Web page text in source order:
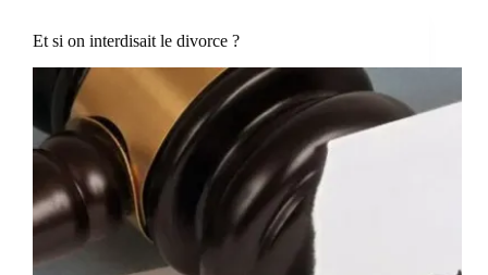
Et si on interdisait le divorce ?